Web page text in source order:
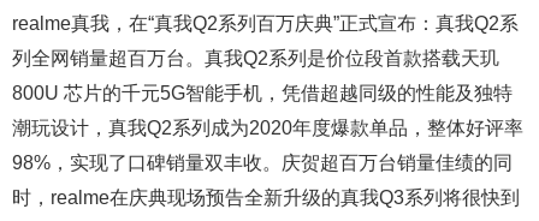
realme真我，在“真我Q2系列百万庆典”正式宣布：真我Q2系
列全网销量超百万台。真我Q2系列是价位段首款搭载天玑
800U 芯片的千元5G智能手机，凭借超越同级的性能及独特
潮玩设计，真我Q2系列成为2020年度爆款单品，整体好评率
98%，实现了口碑销量双丰收。庆贺超百万台销量佳绩的同
时，realme在庆典现场预告全新升级的真我Q3系列将很快到